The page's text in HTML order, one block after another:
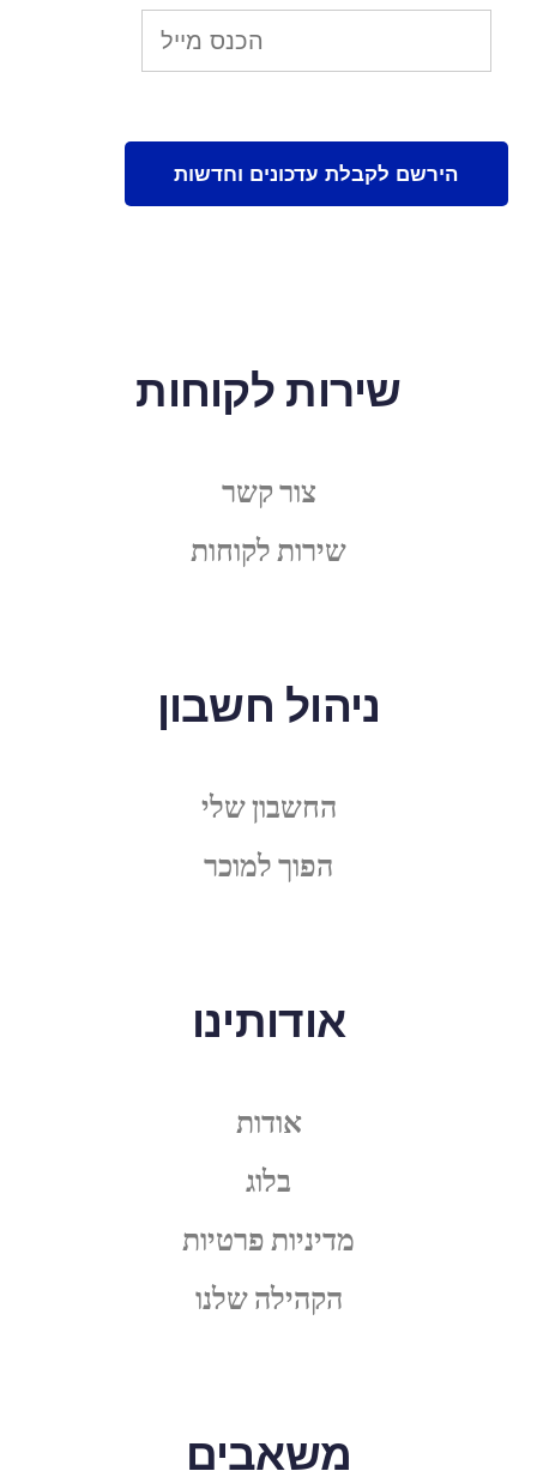
שירות לקוחות
צור קשר
שירות לקוחות
ניהול חשבון
החשבון שלי
הפוך למוכר
אודותינו
אודות
בלוג
מדיניות פרטיות
הקהילה שלנו
משאבים